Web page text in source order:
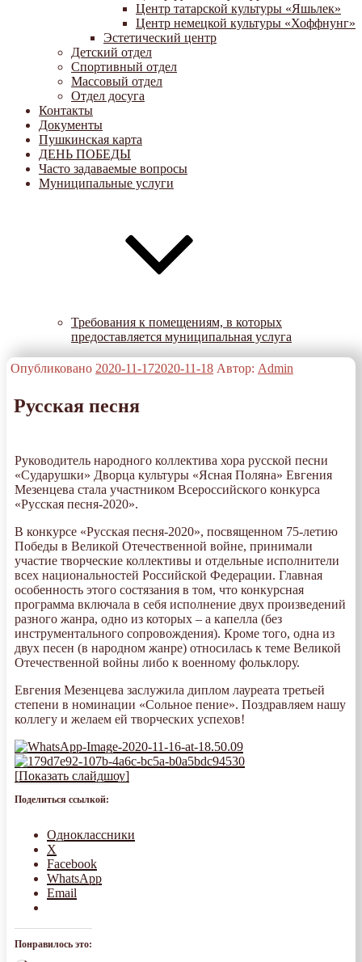
Центр татарской культуры «Яшьлек»
Центр немецкой культуры «Хоффнунг»
Эстетический центр
Детский отдел
Спортивный отдел
Массовый отдел
Отдел досуга
Контакты
Документы
Пушкинская карта
ДЕНЬ ПОБЕДЫ
Часто задаваемые вопросы
Муниципальные услуги
Требования к помещениям, в которых
предоставляется муниципальная услуга
Опубликовано 2020-11-172020-11-18 Автор: Admin
Русская песня
Руководитель народного коллектива хора русской песни
«Сударушки» Дворца культуры «Ясная Поляна» Евгения
Мезенцева стала участником Всероссийского конкурса
«Русская песня-2020».
В конкурсе «Русская песня-2020», посвященном 75-летию
Победы в Великой Отечественной войне, принимали
участие творческие коллективы и отдельные исполнители
всех национальностей Российской Федерации. Главная
особенность этого состязания в том, что конкурсная
программа включала в себя исполнение двух произведений
разного жанра, одно из которых – а капелла (без
инструментального сопровождения). Кроме того, одна из
двух песен (в народном жанре) относилась к теме Великой
Отечественной войны либо к военному фольклору.
Евгения Мезенцева заслужила диплом лауреата третьей
степени в номинации «Сольное пение». Поздравляем нашу
коллегу и желаем ей творческих успехов!
[Показать слайдшоу]
Поделиться ссылкой:
Одноклассники
X
Facebook
WhatsApp
Email
Понравилось это: